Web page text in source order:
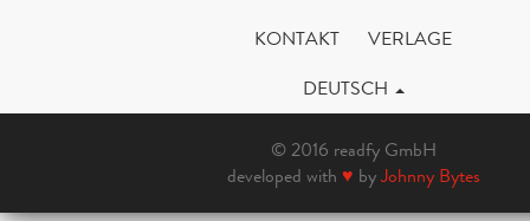
KONTAKT
VERLAGE
DEUTSCH
© 2016 readfy GmbH
developed with ♥ byJohnny Bytes